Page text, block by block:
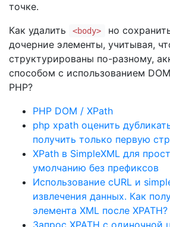
точке.
Как удалить
<body> но
дочерние элементы, учитывая,
структурированы по-разному,
способом с использованием
PHP?
PHP DOM / XPath
php xpath оценить
получить только первую
XPath в SimpleXML для
умолчанию без префиксов
Использование cURL и
извлечения данных. Как
элемента XML после XPATH?
Запрос XPATH с одиночной